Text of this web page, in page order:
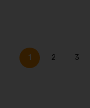
PáginaActualmente estás
1 2 3